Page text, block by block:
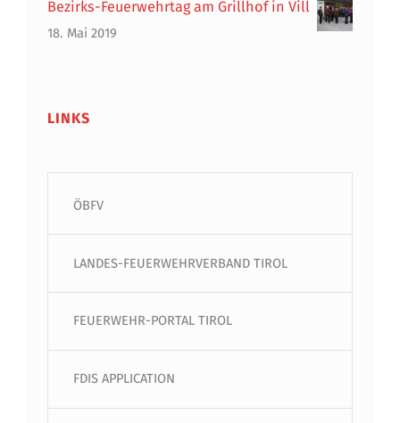
Bezirks-Feuerwehrtag am Grillhof in Vill
18. Mai 2019
LINKS
ÖBFV
LANDES-FEUERWEHRVERBAND TIROL
FEUERWEHR-PORTAL TIROL
FDIS APPLICATION